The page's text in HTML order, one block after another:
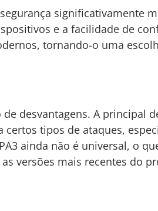
significativamente
e a facilidade de
tornando-o uma
desvantagens. A principal
certos tipos de ataques,
ainda não é universal, o
versões mais recentes do